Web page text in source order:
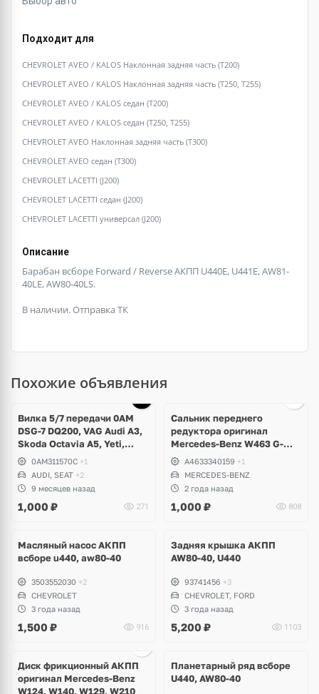
Подходит для
CHEVROLET AVEO / KALOS Наклонная задняя часть (T200)
CHEVROLET AVEO / KALOS Наклонная задняя часть (T250, T255)
CHEVROLET AVEO / KALOS седан (T200)
CHEVROLET AVEO / KALOS седан (T250, T255)
CHEVROLET AVEO Наклонная задняя часть (T300)
CHEVROLET AVEO седан (T300)
CHEVROLET LACETTI (J200)
CHEVROLET LACETTI седан (J200)
CHEVROLET LACETTI универсал (J200)
Описание
Барабан всборе Forward / Reverse АКПП U440E, U441E, AW81-
40LE, AW80-40LS.
В наличии. Отправка ТК
Похожие объявления
Вилка 5/7 передачи 0AM
DSG-7 DQ200, VAG Audi A3,
Skoda Octavia A5, Yeti,
Rapid, Volkswagen Golf V,
VI, Passat B6, B7, CC,
Scirocco, Polo, Touran
0AM311570C +1
AUDI, SEAT +2
9 месяцев назад
1,000 ₽ 271
Сальник переднего
редуктора оригинал
Mercedes-Benz W463 G-
Klass Gelendwagen
A4633340159 +1
MERCEDES-BENZ
2 года назад
1,000 ₽ 808
Масляный насос АКПП
всборе u440, aw80-40
3503552030 +2
CHEVROLET
3 года назад
1,500 ₽ 916
Задняя крышка АКПП
AW80-40, U440
93741456 +3
CHEVROLET, FORD
3 года назад
5,200 ₽ 1103
Диск фрикционный АКПП
оригинал Mercedes-Benz
W124, W140, W129, W210
Планетарный ряд всборе
U440, AW80-40